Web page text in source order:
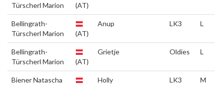
Türscherl Marion
(AT)
Bellingrath-
Türscherl Marion
(AT)
Anup LK3 L
Bellingrath-
Türscherl Marion
(AT)
Grietje Oldies L
Biener Natascha
Holly LK3 M